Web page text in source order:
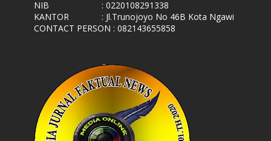
NIB
: 0220108291338
KANTOR
: Jl.Trunojoyo No 46B Kota Ngawi
CONTACT PERSON : 082143655858